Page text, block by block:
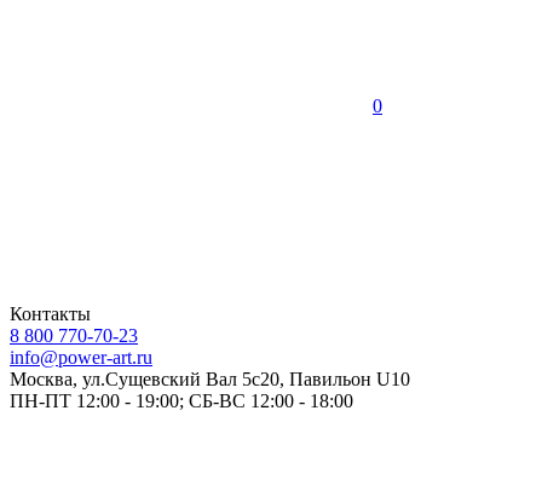
0
Контакты
8 800 770-70-23
info@power-art.ru
Москва, ул.Сущевский Вал 5с20, Павильон U10
ПН-ПТ 12:00 - 19:00; СБ-ВС 12:00 - 18:00